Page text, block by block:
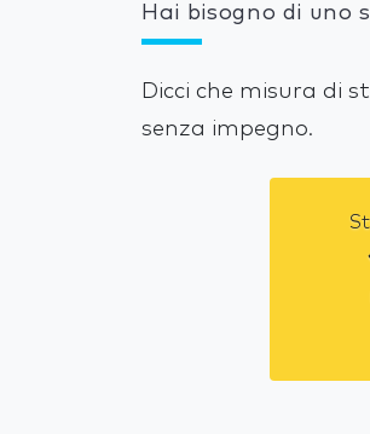
Hai bisogno di uno
Dicci che misura di
senza impegno.